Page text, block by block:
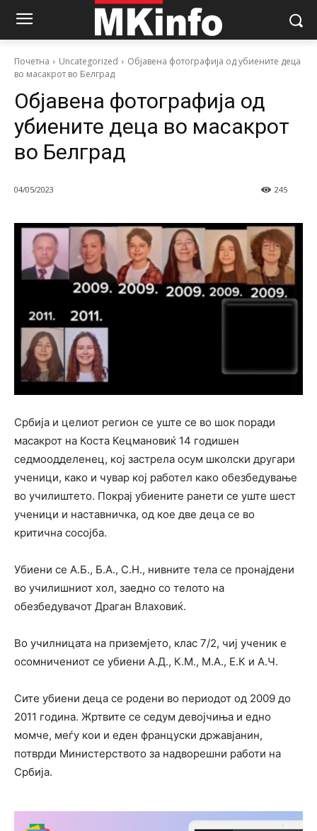
Почетна Uncategorized
Објавена фотографија од убиените деца
во масакрот во Белград
Објавена фотографија од
убиените деца во масакрот
во Белград
04/05/2023 245
Србија и целиот регион се уште се во шок поради
масакрот на Коста Кецмановиќ 14 годишен
седмоодделенец, кој застрела осум школски другари
ученици, како и чувар кој работел како обезбедување
во училиштето. Покрај убиените ранети се уште шест
ученици и наставничка, од кое две деца се во
критична сосојба.
Убиени се А.Б., Б.А., С.Н., нивните тела се пронајдени
во училишниот хол, заедно со телото на
обезбедувачот Драган Влаховиќ.
Во училницата на приземјето, клас 7/2, чиј ученик е
осомничениот се убиени А.Д., К.М., М.А., Е.К и А.Ч.
Сите убиени деца се родени во периодот од 2009 до
2011 година. Жртвите се седум девојчиња и едно
момче, меѓу кои и еден француски државјанин,
потврди Министерството за надворешни работи на
Србија.